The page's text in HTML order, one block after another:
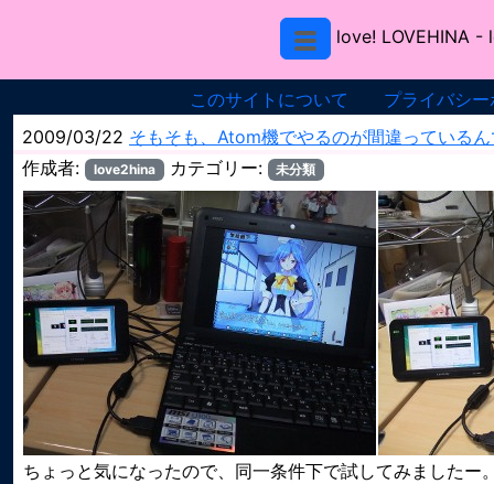
love! LOVEHINA -
このサイトについて
プライバシ
2009/03/22 そもそも、Atom機でやるのが間違っている
作成者:
love2hina カテゴリー: 未分類
ちょっと気になったので、同一条件下で試してみましたー